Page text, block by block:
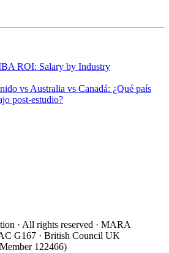
ROI: Salary by Industry
vs Australia vs Canadá: ¿Qué país
post-estudio?
· All rights reserved · MARA
G167 · British Council UK
122466)